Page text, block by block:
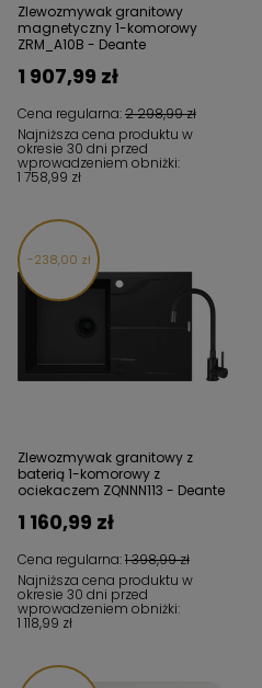
Zlewozmywak granitowy
magnetyczny 1-komorowy
ZRM_A10B - Deante
Cena regularna:2 298,99 zł
1 907,99 zł
Najniższa cena produktu w
okresie 30 dni przed
wprowadzeniem obniżki:
1 758,99 zł
238,00 zł
Zlewozmywak granitowy z
baterią 1-komorowy z
ociekaczem ZQNNN113 - Deante
Cena regularna:1 398,99 zł
1 160,99 zł
Najniższa cena produktu w
okresie 30 dni przed
wprowadzeniem obniżki:
1 118,99 zł